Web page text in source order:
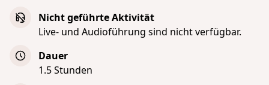
Nicht geführte Aktivität
Live- und Audioführung sind nicht verfügbar.
Dauer
1.5 Stunden